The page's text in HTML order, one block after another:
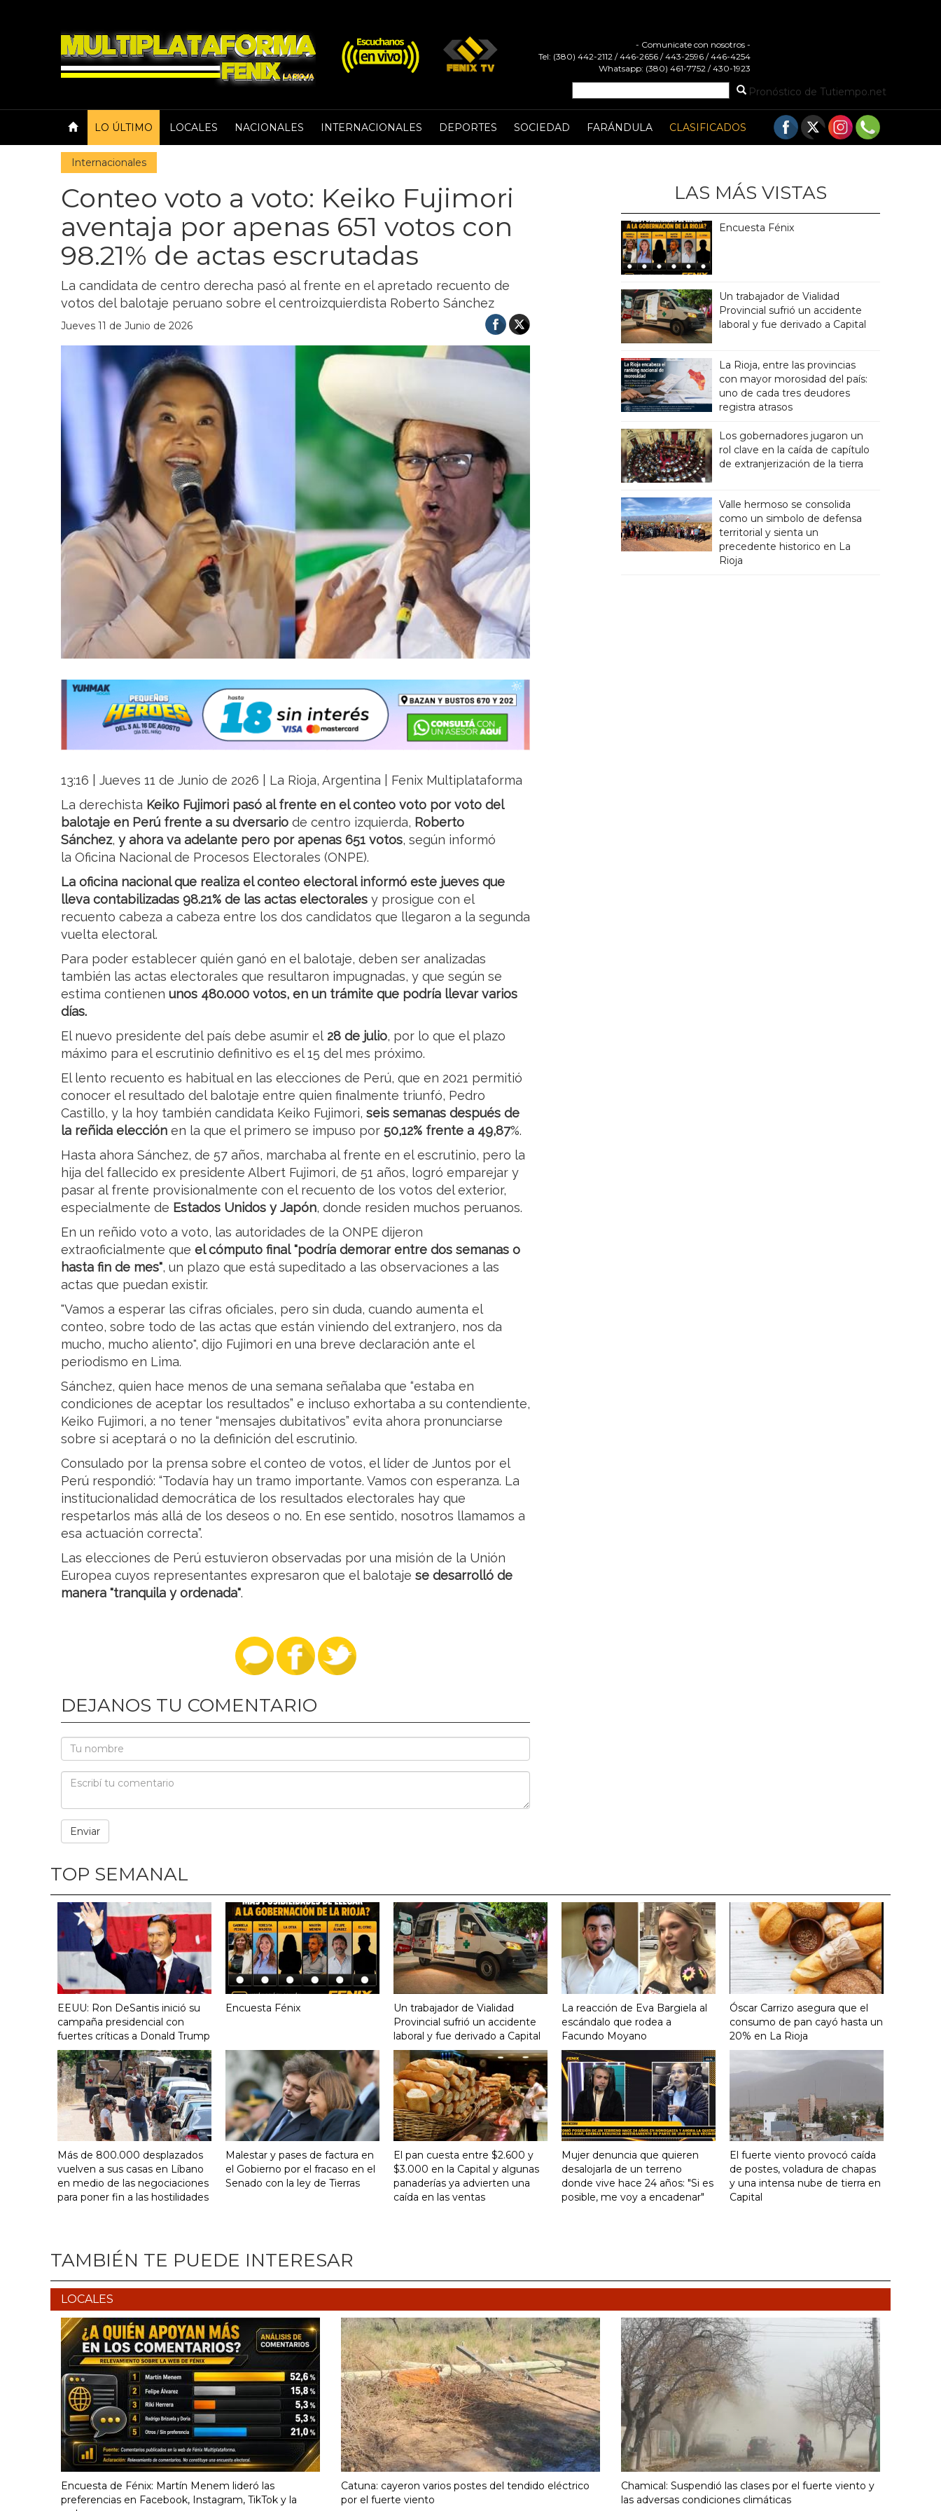
- Comunicate con nosotros -
Tel: (380) 442-2112 / 446-2656 / 443-2596 / 446-4254
Whatsapp: (380) 461-7752 / 430-1923
Pronóstico de Tutiempo.net
LO ÚLTIMO LOCALES NACIONALES INTERNACIONALES DEPORTES SOCIEDAD FARÁNDULA CLASIFICADOS
Internacionales
Conteo voto a voto: Keiko Fujimori
aventaja por apenas 651 votos con
98.21% de actas escrutadas
La candidata de centro derecha pasó al frente en el apretado recuento de
votos del balotaje peruano sobre el centroizquierdista Roberto Sánchez
Jueves 11 de Junio de 2026
13:16 | Jueves 11 de Junio de 2026 | La Rioja, Argentina | Fenix Multiplataforma
La derechista Keiko Fujimori pasó al frente en el conteo voto por voto del
balotaje en Perú frente a su dversario de centro izquierda, Roberto
Sánchez, y ahora va adelante pero por apenas 651 votos, según informó
la Oficina Nacional de Procesos Electorales (ONPE).
La oficina nacional que realiza el conteo electoral informó este jueves que
lleva contabilizadas 98.21% de las actas electorales y prosigue con el
recuento cabeza a cabeza entre los dos candidatos que llegaron a la segunda
vuelta electoral.
Para poder establecer quién ganó en el balotaje, deben ser analizadas
también las actas electorales que resultaron impugnadas, y que según se
estima contienen unos 480.000 votos, en un trámite que podría llevar varios
días.
El nuevo presidente del país debe asumir el 28 de julio, por lo que el plazo
máximo para el escrutinio definitivo es el 15 del mes próximo.
El lento recuento es habitual en las elecciones de Perú, que en 2021 permitió
conocer el resultado del balotaje entre quien finalmente triunfó, Pedro
Castillo, y la hoy también candidata Keiko Fujimori, seis semanas después de
la reñida elección en la que el primero se impuso por 50,12% frente a 49,87%.
Hasta ahora Sánchez, de 57 años, marchaba al frente en el escrutinio, pero la
hija del fallecido ex presidente Albert Fujimori, de 51 años, logró emparejar y
pasar al frente provisionalmente con el recuento de los votos del exterior,
especialmente de Estados Unidos y Japón, donde residen muchos peruanos.
En un reñido voto a voto, las autoridades de la ONPE dijeron
extraoficialmente que el cómputo final "podría demorar entre dos semanas o
hasta fin de mes", un plazo que está supeditado a las observaciones a las
actas que puedan existir.
"Vamos a esperar las cifras oficiales, pero sin duda, cuando aumenta el
conteo, sobre todo de las actas que están viniendo del extranjero, nos da
mucho, mucho aliento", dijo Fujimori en una breve declaración ante el
periodismo en Lima.
Sánchez, quien hace menos de una semana señalaba que “estaba en
condiciones de aceptar los resultados” e incluso exhortaba a su contendiente,
Keiko Fujimori, a no tener “mensajes dubitativos” evita ahora pronunciarse
sobre si aceptará o no la definición del escrutinio.
Consulado por la prensa sobre el conteo de votos, el líder de Juntos por el
Perú respondió: “Todavía hay un tramo importante. Vamos con esperanza. La
institucionalidad democrática de los resultados electorales hay que
respetarlos más allá de los deseos o no. En ese sentido, nosotros llamamos a
esa actuación correcta”.
Las elecciones de Perú estuvieron observadas por una misión de la Unión
Europea cuyos representantes expresaron que el balotaje se desarrolló de
manera "tranquila y ordenada".
DEJANOS TU COMENTARIO
LAS MÁS VISTAS
Encuesta Fénix
Un trabajador de Vialidad
Provincial sufrió un accidente
laboral y fue derivado a Capital
La Rioja, entre las provincias
con mayor morosidad del país:
uno de cada tres deudores
registra atrasos
Los gobernadores jugaron un
rol clave en la caída de capítulo
de extranjerización de la tierra
Valle hermoso se consolida
como un simbolo de defensa
territorial y sienta un
precedente historico en La
Rioja
TOP SEMANAL
EEUU: Ron DeSantis inició su
campaña presidencial con
fuertes críticas a Donald Trump
Encuesta Fénix
Un trabajador de Vialidad
Provincial sufrió un accidente
laboral y fue derivado a Capital
La reacción de Eva Bargiela al
escándalo que rodea a
Facundo Moyano
Óscar Carrizo asegura que el
consumo de pan cayó hasta un
20% en La Rioja
Más de 800.000 desplazados
vuelven a sus casas en Líbano
en medio de las negociaciones
para poner fin a las hostilidades
Malestar y pases de factura en
el Gobierno por el fracaso en el
Senado con la ley de Tierras
El pan cuesta entre $2.600 y
$3.000 en la Capital y algunas
panaderías ya advierten una
caída en las ventas
Mujer denuncia que quieren
desalojarla de un terreno
donde vive hace 24 años: "Si es
posible, me voy a encadenar"
El fuerte viento provocó caída
de postes, voladura de chapas
y una intensa nube de tierra en
Capital
TAMBIÉN TE PUEDE INTERESAR
LOCALES
Encuesta de Fénix: Martín Menem lideró las
preferencias en Facebook, Instagram, TikTok y la
Catuna: cayeron varios postes del tendido eléctrico
por el fuerte viento
Chamical: Suspendió las clases por el fuerte viento y
las adversas condiciones climáticas